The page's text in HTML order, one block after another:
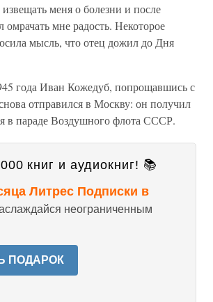
меня о болезни и после
омрачать мне радость. Некоторое
мысль, что отец дожил до Дня
года Иван Кожедуб, попрощавшись с
отправился в Москву: он получил
в параде Воздушного флота СССР.
книг и аудиокниг! 📚
Литрес Подписки в
неограниченным
ПОДАРОК